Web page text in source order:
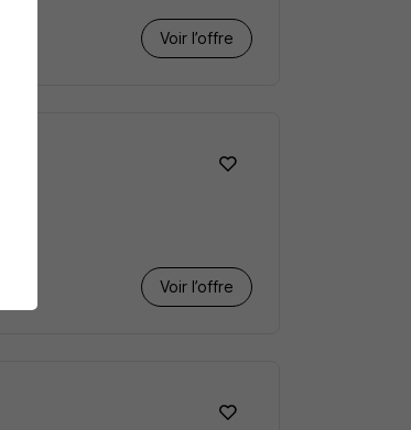
Voir l’offre
Voir l’offre